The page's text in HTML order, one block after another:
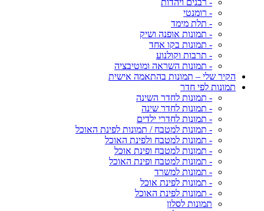
- רבנים ויהדות
- רומנטי
- תלת מימד
- תמונות אופנה ושיק
- תמונות בקו אחד
- תרבות וקולנוע
- תמונות השראה ומוטיבציה
הקיר שלי – תמונות בהתאמה אישית
תמונות לפי חדר
- תמונות לחדר השינה
- תמונות לחדר שינה
- תמונות לחדרי ילדים
- תמונות למטבח / תמונות לפינת האוכל
- תמונות למטבח ולפינת האוכל
- תמונות למטבח ופינת אוכל
- תמונות למטבח ופינת האוכל
- תמונות למשרד
- תמונות לפינת אוכל
- תמונות לפינת האוכל
תמונות לסלון